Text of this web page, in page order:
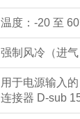
温度：-20 至
强制风冷（进气
用于电源输入
连接器 D-sub